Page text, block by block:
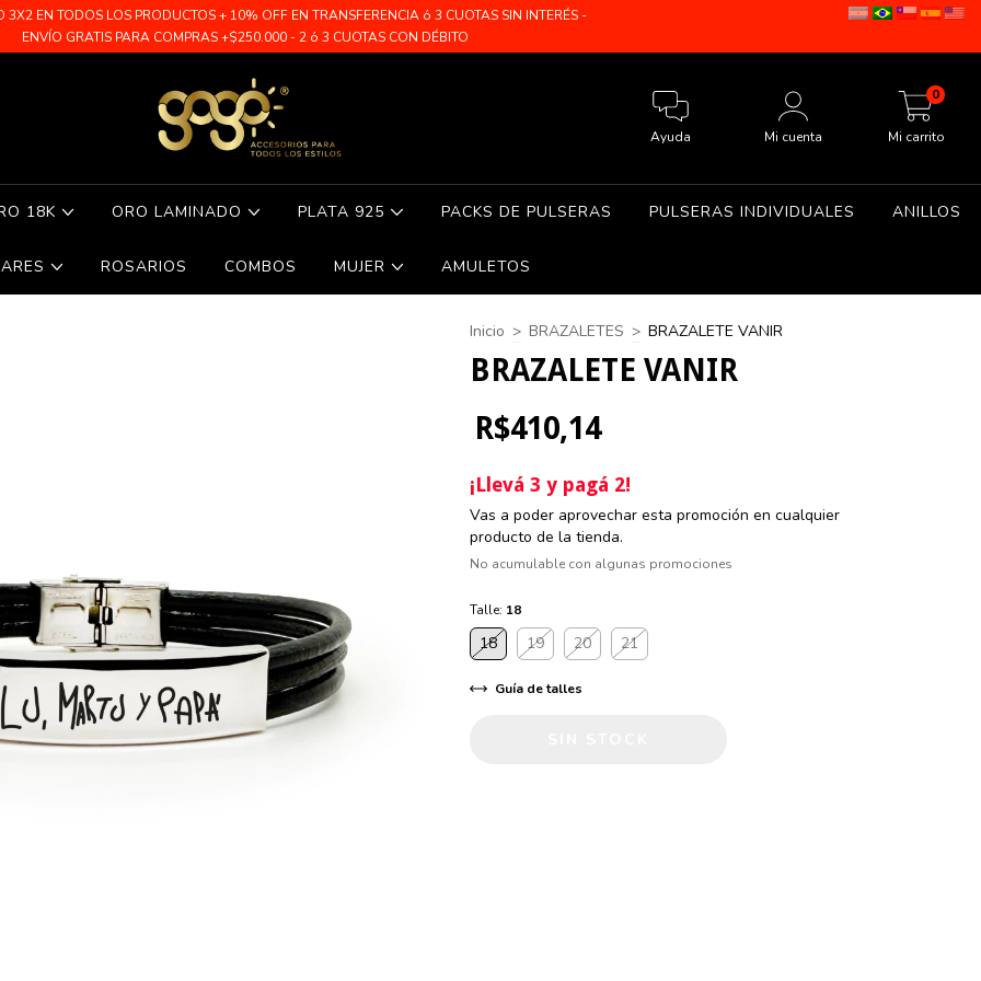
3X2 EN TODOS LOS PRODUCTOS + 10% OFF EN TRANSFERENCIA ó 3 CUOTAS SIN INTERÉS -
ENVÍO GRATIS PARA COMPRAS +$250.000 - 2 ó 3 CUOTAS CON DÉBITO
Ayuda Mi cuenta Mi carrito
0
18K ORO LAMINADO PLATA 925 PACKS DE PULSERAS PULSERAS INDIVIDUALES ANILLOS
ROSARIOS COMBOS MUJER AMULETOS
Inicio > BRAZALETES > BRAZALETE VANIR
BRAZALETE VANIR
R$410,14
¡Llevá 3 y pagá 2!
Vas a poder aprovechar esta promoción en cualquier
producto de la tienda.
No acumulable con algunas promociones
Talle: 18
18 19 20 21
Guía de talles